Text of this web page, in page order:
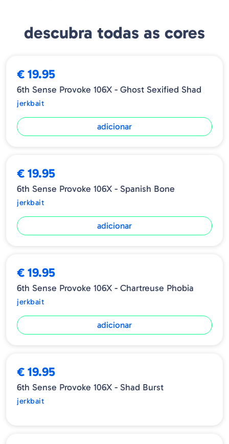
descubra todas as cores
€ 19.95
6th Sense Provoke 106X - Ghost Sexified Shad
jerkbait
adicionar
€ 19.95
6th Sense Provoke 106X - Spanish Bone
jerkbait
adicionar
€ 19.95
6th Sense Provoke 106X - Chartreuse Phobia
jerkbait
adicionar
€ 19.95
6th Sense Provoke 106X - Shad Burst
jerkbait